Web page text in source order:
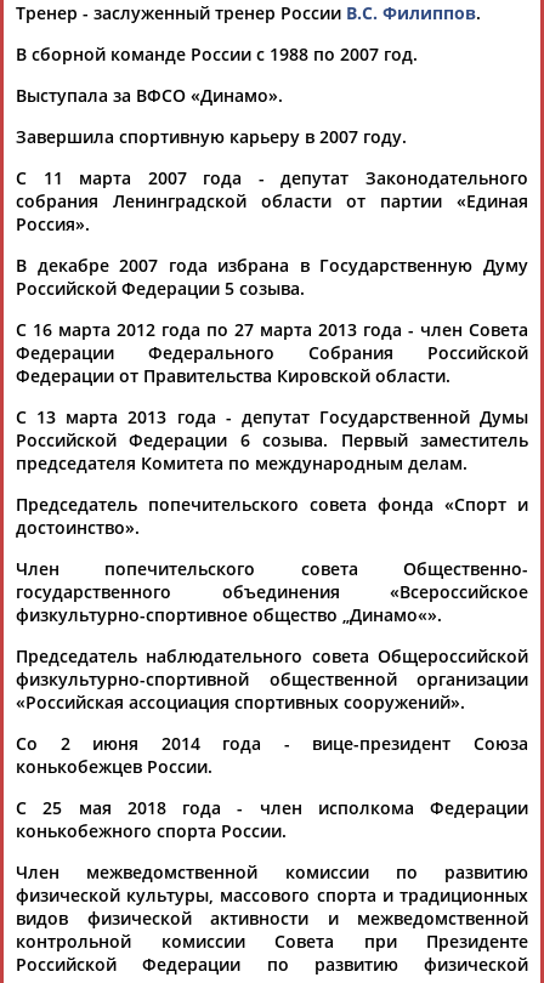
Светлана Журова, олимпийская чемпионка по гандболу,
глава...
(Проект:Информационное агентство СТАДИОН
04.06.2026
...чемпионка по конькобежному спорту, депутат Госдумы
Светлана Журова. Свое негативное отношение к Enhanced
Games...
(Проект: Информационное агентство СТАДИОН
22.05.2026
Светлана Журова: Если Кирсти Ковентри не хочет хаоса,
надо вернуть Россию с флагом и гимном
...чемпионка по конькобежному спорту, депутат Госдумы РФ
Светлана Журова . В четверг Ковентри обратилась к
участникам... ...в дела национальных олимпийских
комитетов, - сказалаЖурова. – Что, кстати, происходит в
прибалтийских...
(Проект: Информационное агентство СТАДИОН )
16.04.2026
итоги заявочной кампании
...заместитель председателя комитета ГД по международным
делам
, заместитель председателя
правительства и... ...и любви к спорту", — добавила
Светлана Журова, олимпийская чемпионка, первый
заместитель Председателя...
(Проект:Информационное агентство СТАДИОН)
01.04.2026
Светлана Журова: Елена Вяльбе должна остаться в
...видам спорта. Такое мнение высказала депутат Госдумы
Светлана Журова. Ранее первый заместитель комитета
Госдумы... ...своих направлений, чтобы не рубить с плеча, -
сказалаЖурова . - Какое-то время стоит полагаться на тех,
(Проект: Информационное агентство СТАДИОН)
20.03.2026
Светлана Журова: Не стоит заранее вешать медали на
российских паралимпийцев
Олимпийская чемпионка по конькобежному спорту депутат
Тренер - заслуженный тренер России В.С. Филиппов.
В сборной команде России с 1988 по 2007 год.
Выступала за ВФСО «Динамо».
Завершила спортивную карьеру в 2007 году.
С 11 марта 2007 года - депутат Законодательного
собрания Ленинградской области от партии «Единая
Россия».
В декабре 2007 года избрана в Государственную Думу
Российской Федерации 5 созыва.
С 16 марта 2012 года по 27 марта 2013 года - член Совета
Федерации Федерального Собрания Российской
Федерации от Правительства Кировской области.
С 13 марта 2013 года - депутат Государственной Думы
Российской Федерации 6 созыва. Первый заместитель
председателя Комитета по международным делам.
Председатель попечительского совета фонда «Спорт и
достоинство».
Член попечительского совета Общественно-
государственного объединения «Всероссийское
физкультурно-спортивное общество „Динамо«».
Председатель наблюдательного совета Общероссийской
физкультурно-спортивной общественной организации
«Российская ассоциация спортивных сооружений».
Со 2 июня 2014 года - вице-президент Союза
конькобежцев России.
С 25 мая 2018 года - член исполкома Федерации
конькобежного спорта России.
Член межведомственной комиссии по развитию
физической культуры, массового спорта и традиционных
видов физической активности и межведомственной
контрольной комиссии Совета при Президенте
Российской Федерации по развитию физической